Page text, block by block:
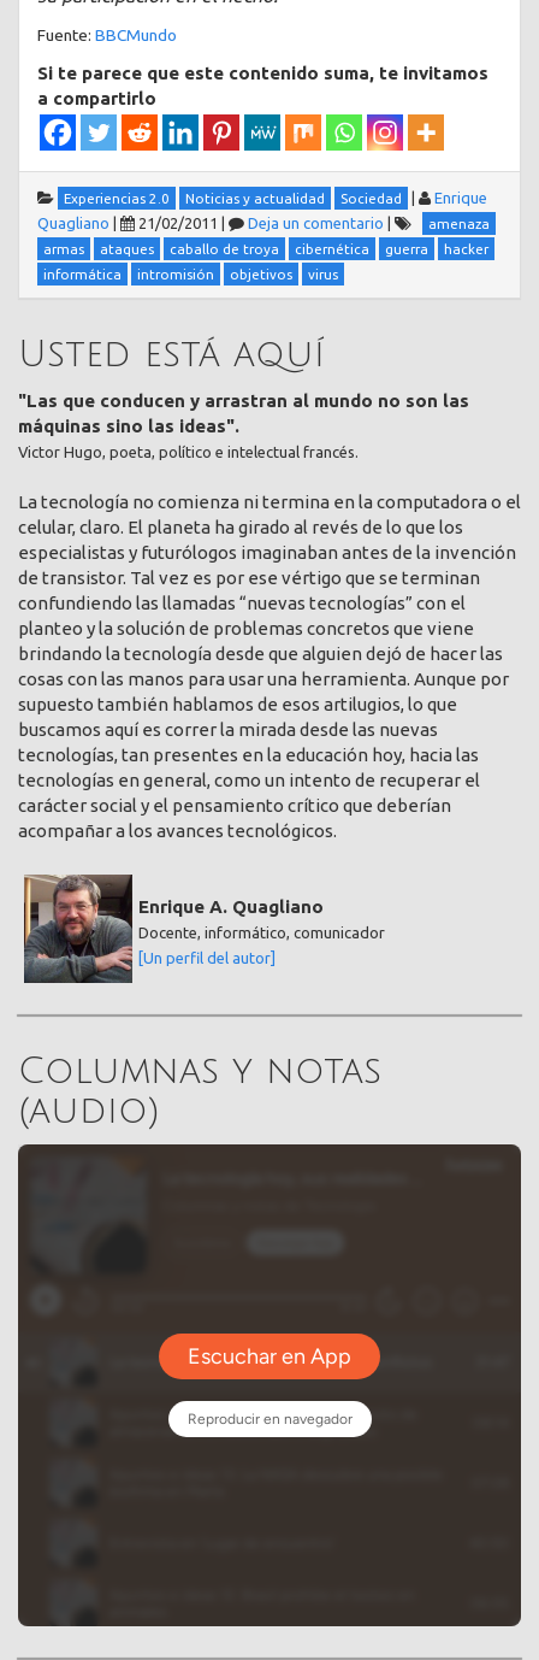
Fuente: BBCMundo
Si te parece que este contenido suma, te invitamos
a compartirlo
Experiencias 2.0 Noticias y actualidad Sociedad |
Enrique
Quagliano | 21/02/2011 | Deja un comentario |
amenaza
armas
ataques caballo de troya cibernética guerra
hacker
informática
intromisión objetivos virus
Usted está aquí
"Las que conducen y arrastran al mundo no son las
máquinas sino las ideas".
Victor Hugo, poeta, político e intelectual francés.
La tecnología no comienza ni termina en la computadora o el
celular, claro. El planeta ha girado al revés de lo que los
especialistas y futurólogos imaginaban antes de la invención
de transistor. Tal vez es por ese vértigo que se terminan
confundiendo las llamadas “nuevas tecnologías” con el
planteo y la solución de problemas concretos que viene
brindando la tecnología desde que alguien dejó de hacer las
cosas con las manos para usar una herramienta. Aunque por
supuesto también hablamos de esos artilugios, lo que
buscamos aquí es correr la mirada desde las nuevas
tecnologías, tan presentes en la educación hoy, hacia las
tecnologías en general, como un intento de recuperar el
carácter social y el pensamiento crítico que deberían
acompañar a los avances tecnológicos.
Enrique A. Quagliano
Docente, informático, comunicador
[Un perfil del autor]
Columnas y notas
(audio)